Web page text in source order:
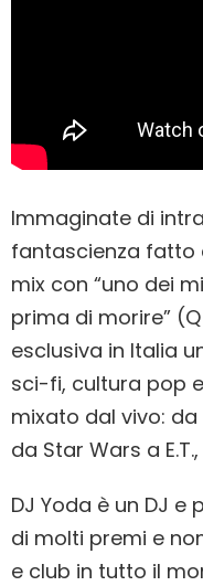
Immaginate di
fantascienza fatto
mix con “uno dei
prima di morire”
esclusiva in Italia
sci-fi, cultura pop
mixato dal vivo:
da Star Wars a
DJ Yoda è un DJ
di molti premi e
e club in tutto il